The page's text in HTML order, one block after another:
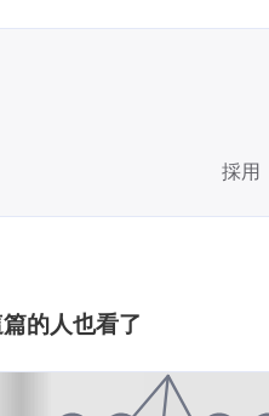
採用
的人也看了